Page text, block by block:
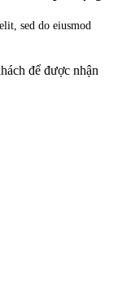
sed do eiusmod
để được nhận